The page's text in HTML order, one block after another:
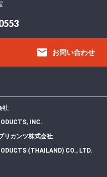
email お問い合わせ
社
INC.
リカンツ株式会社
(THAILAND) CO., LTD.